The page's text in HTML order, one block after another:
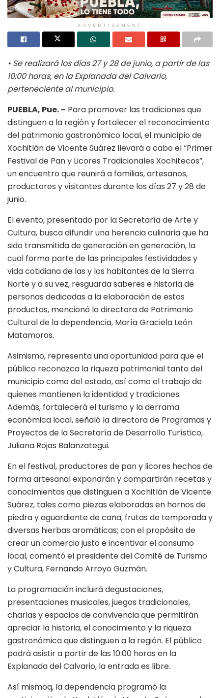
ADVERTISEMENT
• Se realizará los días 27 y 28 de junio, a partir de las
10:00 horas, en la Explanada del Calvario,
perteneciente al municipio.
PUEBLA, Pue. – Para promover las tradiciones que
distinguen a la región y fortalecer el reconocimiento
del patrimonio gastronómico local, el municipio de
Xochitlán de Vicente Suárez llevará a cabo el “Primer
Festival de Pan y Licores Tradicionales Xochitecos”,
un encuentro que reunirá a familias, artesanos,
productores y visitantes durante los días 27 y 28 de
junio.
El evento, presentado por la Secretaría de Arte y
Cultura, busca difundir una herencia culinaria que ha
sido transmitida de generación en generación, la
cual forma parte de las principales festividades y
vida cotidiana de las y los habitantes de la Sierra
Norte y a su vez, resguarda saberes e historia de
personas dedicadas a la elaboración de estos
productos, mencionó la directora de Patrimonio
Cultural de la dependencia, María Graciela León
Matamoros.
Asimismo, representa una oportunidad para que el
público reconozca la riqueza patrimonial tanto del
municipio como del estado, así como el trabajo de
quienes mantienen la identidad y tradiciones.
Además, fortalecerá el turismo y la derrama
económica local, señaló la directora de Programas y
Proyectos de la Secretaría de Desarrollo Turístico,
Juliana Rojas Balanzategui.
En el festival, productores de pan y licores hechos de
forma artesanal expondrán y compartirán recetas y
conocimientos que distinguen a Xochitlán de Vicente
Suárez, tales como piezas elaboradas en hornos de
piedra y aguardiente de caña, frutas de temporada y
diversas hierbas aromáticas; con el propósito de
crear un comercio justo e incentivar el consumo
local, comentó el presidente del Comité de Turismo
y Cultura, Fernando Arroyo Guzmán.
La programación incluirá degustaciones,
presentaciones musicales, juegos tradicionales,
charlas y espacios de convivencia que permitirán
apreciar la historia, el conocimiento y la riqueza
gastronómica que distinguen a la región. El público
podrá asistir a partir de las 10:00 horas en la
Explanada del Calvario, la entrada es libre.
Así mismoq, la dependencia programó la